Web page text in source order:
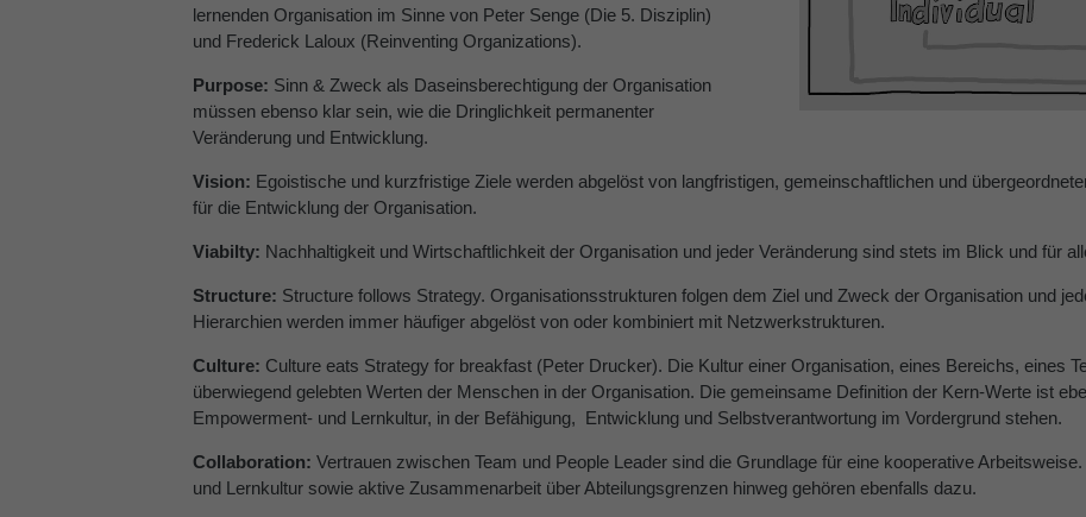
lernenden Organisation im Sinne von Peter Senge (Die 5. Disziplin)
und Frederick Laloux (Reinventing Organizations).
Purpose: Sinn & Zweck als Daseinsberechtigung der Organisation
müssen ebenso klar sein, wie die Dringlichkeit permanenter
Veränderung und Entwicklung.
Vision: Egoistische und kurzfristige Ziele werden abgelöst von langfristigen, gemeinschaftlichen und
für die Entwicklung der Organisation.
Viabilty: Nachhaltigkeit und Wirtschaftlichkeit der Organisation und jeder Veränderung sind stets im Blick und für
Structure: Structure follows Strategy. Organisationsstrukturen folgen dem Ziel und Zweck der Organisation und
Hierarchien werden immer häufiger abgelöst von oder kombiniert mit Netzwerkstrukturen.
Culture: Culture eats Strategy for breakfast (Peter Drucker). Die Kultur einer Organisation, eines Bereichs, eines
überwiegend gelebten Werten der Menschen in der Organisation. Die gemeinsame Definition der Kern-Werte ist
Empowerment- und Lernkultur, in der Befähigung, Entwicklung und Selbstverantwortung im Vordergrund stehen.
Collaboration: Vertrauen zwischen Team und People Leader sind die Grundlage für eine kooperative
und Lernkultur sowie aktive Zusammenarbeit über Abteilungsgrenzen hinweg gehören ebenfalls dazu.